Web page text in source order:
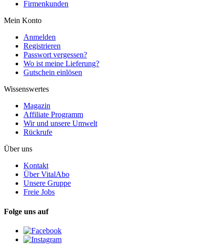
Firmenkunden
Mein Konto
Anmelden
Registrieren
Passwort vergessen?
Wo ist meine Lieferung?
Gutschein einlösen
Wissenswertes
Magazin
Affiliate Programm
Wir und unsere Umwelt
Rückrufe
Über uns
Kontakt
Über VitalAbo
Unsere Gruppe
Freie Jobs
Folge uns auf